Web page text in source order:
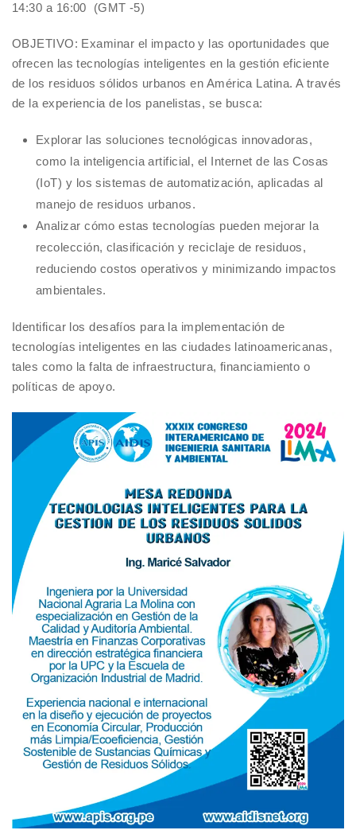
14:30 a 16:00 (GMT -5)
OBJETIVO: Examinar el impacto y las oportunidades que
ofrecen las tecnologías inteligentes en la gestión eficiente
de los residuos sólidos urbanos en América Latina. A través
de la experiencia de los panelistas, se busca:
Explorar las soluciones tecnológicas innovadoras,
como la inteligencia artificial, el Internet de las Cosas
(IoT) y los sistemas de automatización, aplicadas al
manejo de residuos urbanos.
Analizar cómo estas tecnologías pueden mejorar la
recolección, clasificación y reciclaje de residuos,
reduciendo costos operativos y minimizando impactos
ambientales.
Identificar los desafíos para la implementación de
tecnologías inteligentes en las ciudades latinoamericanas,
tales como la falta de infraestructura, financiamiento o
políticas de apoyo.